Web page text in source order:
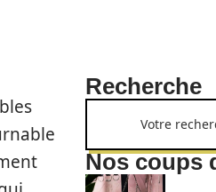
Recherche
Nos coups